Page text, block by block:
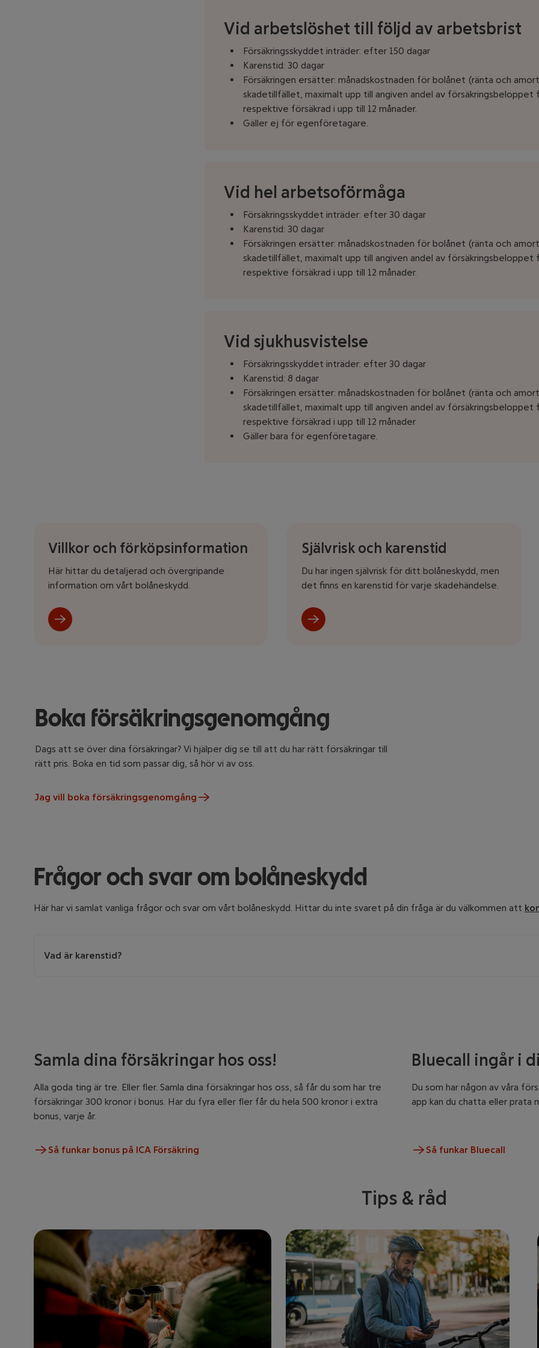
Vid arbetslöshet till följd av arbetsbrist
Försäkringsskyddet inträder: efter 150 dagar
Karenstid: 30 dagar
Försäkringen ersätter: månadskostnaden för bolånet (ränta och
skadetillfället, maximalt upp till angiven andel av försäkringsbeloppet
respektive försäkrad i upp till 12 månader.
Gäller ej för egenföretagare.
Vid hel arbetsoförmåga
Försäkringsskyddet inträder: efter 30 dagar
Karenstid: 30 dagar
Försäkringen ersätter: månadskostnaden för bolånet (ränta och
skadetillfället, maximalt upp till angiven andel av försäkringsbeloppet
respektive försäkrad i upp till 12 månader.
Vid sjukhusvistelse
Försäkringsskyddet inträder: efter 30 dagar
Karenstid: 8 dagar
Försäkringen ersätter: månadskostnaden för bolånet (ränta och
skadetillfället, maximalt upp till angiven andel av försäkringsbeloppet
respektive försäkrad i upp till 12 månader
Gäller bara för egenföretagare.
Villkor och förköpsinformation
Här hittar du detaljerad och övergripande
information om vårt bolåneskydd.
Självrisk och karenstid
Du har ingen självrisk för ditt bolåneskydd, men
det finns en karenstid för varje skadehändelse.
Boka försäkringsgenomgång
Dags att se över dina försäkringar? Vi hjälper dig se till att du har rätt försäkringar till
rätt pris. Boka en tid som passar dig, så hör vi av oss.
Jag vill boka försäkringsgenomgång
Frågor och svar om bolåneskydd
Här har vi samlat vanliga frågor och svar om vårt bolåneskydd. Hittar du inte svaret på din fråga är du välkommen att
Vad är karenstid?
Samla dina försäkringar hos oss!
Alla goda ting är tre. Eller fler. Samla dina försäkringar hos oss, så får du som har tre
försäkringar 300 kronor i bonus. Har du fyra eller fler får du hela 500 kronor i extra
bonus, varje år.
Så funkar bonus på ICA Försäkring
Bluecall ingår i
Du som har någon av våra
app kan du chatta eller prata
Så funkar Bluecall
Tips & råd